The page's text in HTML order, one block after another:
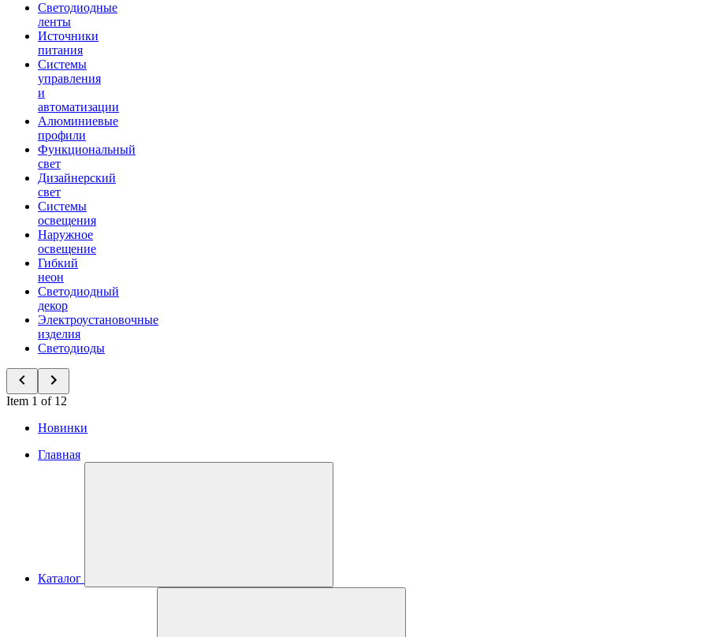
Светодиодные
ленты
Источники
питания
Системы
управления
и
автоматизации
Алюминиевые
профили
Функциональный
свет
Дизайнерский
свет
Системы
освещения
Наружное
освещение
Гибкий
неон
Светодиодный
декор
Электроустановочные
изделия
Светодиоды
Item 1 of 12
Новинки
Главная
Каталог